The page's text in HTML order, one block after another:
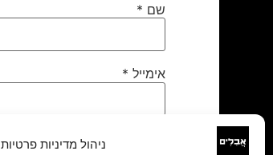
ניהול מדיניות פרטיות
שם *
אימייל *